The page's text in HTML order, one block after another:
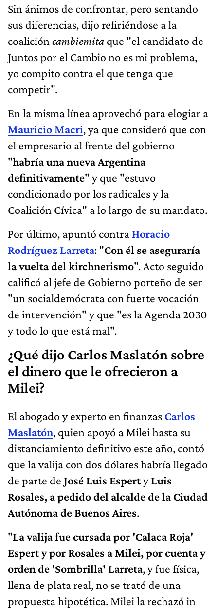
Sin ánimos de confrontar, pero sentando
sus diferencias, dijo refiriéndose a la
coalición cambiemita que "el candidato de
Juntos por el Cambio no es mi problema,
yo compito contra el que tenga que
competir".
En la misma línea aprovechó para elogiar a
Mauricio Macri, ya que consideró que con
el empresario al frente del gobierno
"habría una nueva Argentina
definitivamente" y que "estuvo
condicionado por los radicales y la
Coalición Cívica" a lo largo de su mandato.
Por último, apuntó contra Horacio
Rodríguez Larreta: "Con él se aseguraría
la vuelta del kirchnerismo". Acto seguido
calificó al jefe de Gobierno porteño de ser
"un socialdemócrata con fuerte vocación
de intervención" y que "es la Agenda 2030
y todo lo que está mal".
¿Qué dijo Carlos Maslatón sobre
el dinero que le ofrecieron a
Milei?
El abogado y experto en finanzas Carlos
Maslatón, quien apoyó a Milei hasta su
distanciamiento definitivo este año, contó
que la valija con dos dólares habría llegado
de parte de José Luis EspertyLuis
Rosales, a pedido del alcalde de la Ciudad
Autónoma de Buenos Aires.
"La valija fue cursada por 'Calaca Roja'
Espert y por Rosales a Milei, por cuenta y
orden de 'Sombrilla' Larreta, y fue física,
llena de plata real, no se trató de una
propuesta hipotética. Milei la rechazó in